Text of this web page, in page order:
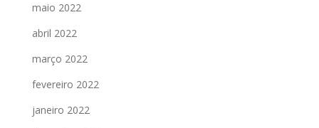
maio 2022
abril 2022
março 2022
fevereiro 2022
janeiro 2022